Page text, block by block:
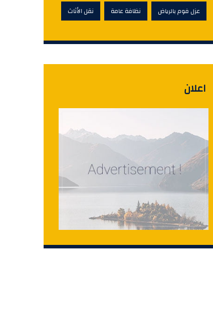
عزل فوم بالرياض نظافة عامة نقل الأثاث
اعلان